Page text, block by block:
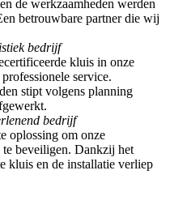
de werkzaamheden werden
betrouwbare partner die wij
bedrijf
kluis in onze
service.
stipt volgens planning
bedrijf
oplossing om onze
beveiligen. Dankzij het
kluis en de installatie verliep